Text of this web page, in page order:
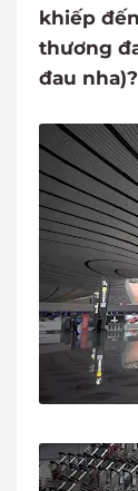
khiếp
thương
đau nha)?